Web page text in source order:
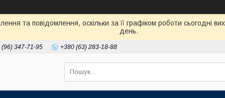
та повідомлення, оскільки за її графіком роботи сьогодні
день.
(96) 347-71-95 +380 (63) 283-18-88